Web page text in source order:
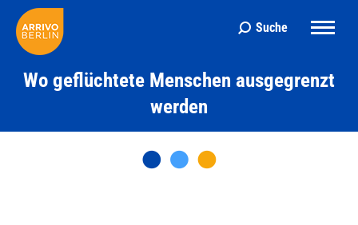
Search:
Suche
Wo geflüchtete Menschen ausgegrenzt
werden